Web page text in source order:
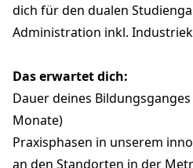
dich für den dualen
Administration inkl.
Das erwartet dich:
Dauer deines Bildungsganges
Monate)
Praxisphasen in unserem
an den Standorten in der